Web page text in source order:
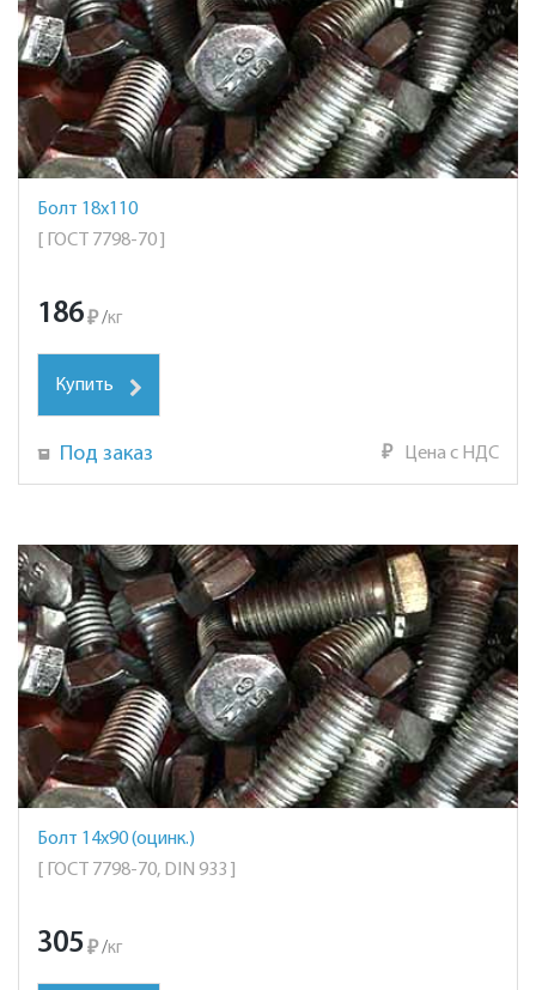
Болт 18х110
[ ГОСТ 7798-70 ]
186₽ /кг
Купить
Под заказ ₽ Цена с НДС
Болт 14х90 (оцинк.)
[ ГОСТ 7798-70, DIN 933 ]
305₽ /кг